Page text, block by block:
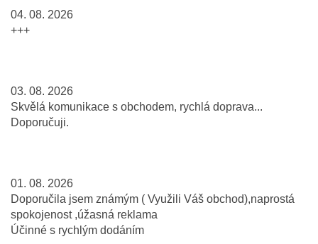
04. 08. 2026
+++
03. 08. 2026
Skvělá komunikace s obchodem, rychlá doprava...
Doporučuji.
01. 08. 2026
Doporučila jsem známým ( Využili Váš obchod),naprostá
spokojenost ,úžasná reklama
Účinné s rychlým dodáním